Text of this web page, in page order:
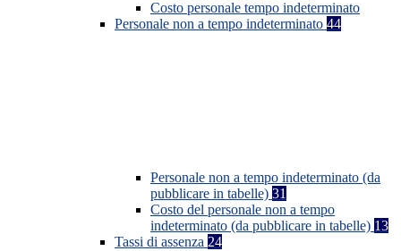
Costo personale tempo indeterminato
Personale non a tempo indeterminato 44
Personale non a tempo indeterminato (da
pubblicare in tabelle) 31
Costo del personale non a tempo
indeterminato (da pubblicare in tabelle) 13
Tassi di assenza 24